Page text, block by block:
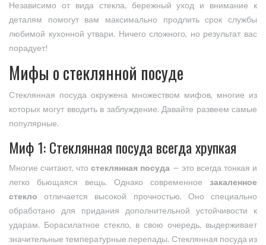
Независимо от вида стекла, бережный уход и внимание к
деталям помогут вам максимально продлить срок службы
любимой кухонной утвари. Ничего сложного, но результат вас
порадует!
Мифы о стеклянной посуде
Стеклянная посуда окружена множеством мифов, многие из
которых могут вводить в заблуждение. Давайте развеем самые
популярные.
Миф 1: Стеклянная посуда всегда хрупкая
Многие считают, чтостеклянная посуда — это всегда тонкая и
легко бьющаяся вещь. Однако современное закаленное
стекло отличается высокой прочностью. Оно специально
обработано для придания дополнительной устойчивости к
ударам. Борасилатное стекло, в свою очередь, выдерживает
значительные температурные перепады. Стеклянная посуда из